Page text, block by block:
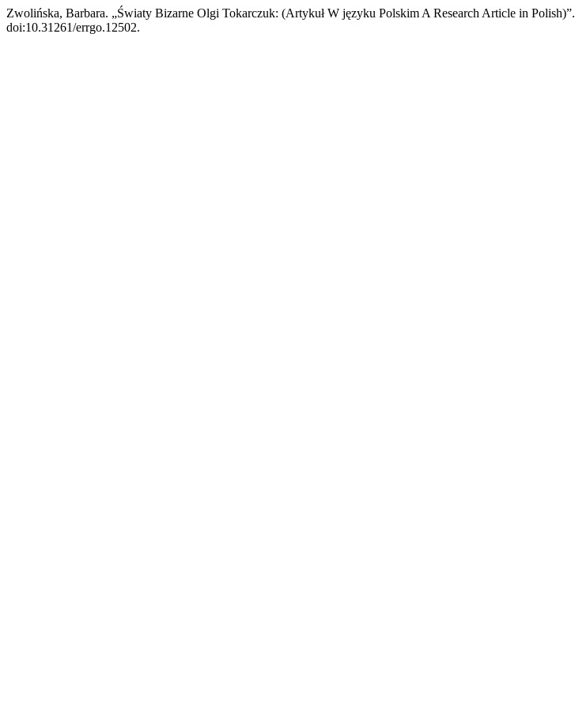
Zwolińska, Barbara. „Światy Bizarne Olgi Tokarczuk: (Artykuł W języku Polskim A Research Article in Polish)”.
doi:10.31261/errgo.12502.